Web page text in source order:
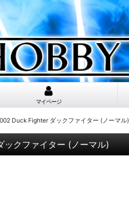
マイページ
Duck Fighter ダックファイター (ノーマル)
クファイター (ノーマル)